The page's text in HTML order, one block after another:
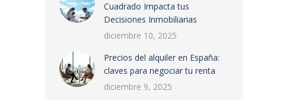
Cuadrado Impacta tus
Decisiones Inmobiliarias
diciembre 10, 2025
Precios del alquiler en España:
claves para negociar tu renta
diciembre 9, 2025